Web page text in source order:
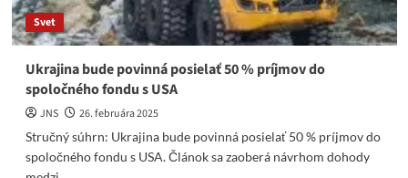
a
mať
pritom
riť“
Svet
Ukrajina bude povinná posielať 50 % príjmov do
spoločného fondu s USA
JNS
26. februára 2025
Stručný súhrn: Ukrajina bude povinná posielať 50 % príjmov do
spoločného fondu s USA. Článok sa zaoberá návrhom dohody